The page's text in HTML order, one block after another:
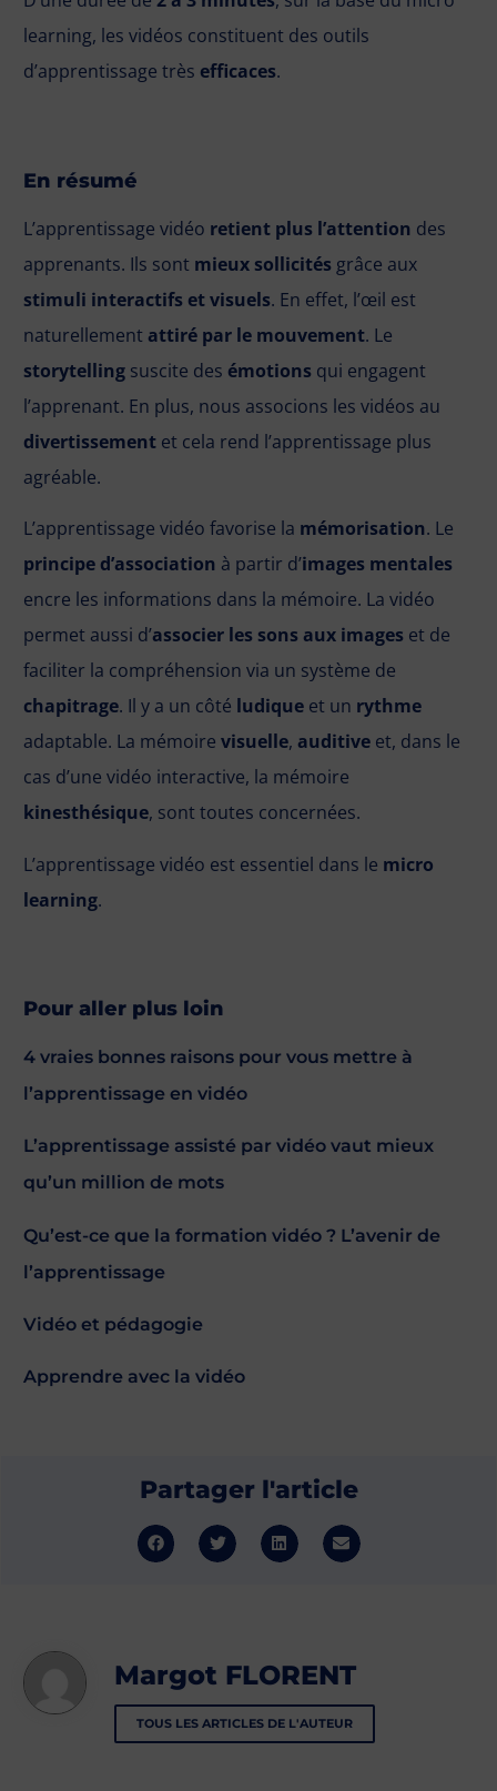
learning, les vidéos constituent des outils
d’apprentissage très efficaces.
En résumé
L’apprentissage vidéo retient plus l’attention des
apprenants. Ils sont mieux sollicités grâce aux
stimuli interactifs et visuels. En effet, l’œil est
naturellement attiré par le mouvement. Le
storytelling suscite des émotions qui engagent
l’apprenant. En plus, nous associons les vidéos au
divertissement et cela rend l’apprentissage plus
agréable.
L’apprentissage vidéo favorise la mémorisation. Le
principe d’association à partir d’images mentales
encre les informations dans la mémoire. La vidéo
permet aussi d’associer les sons aux images et de
faciliter la compréhension via un système de
chapitrage. Il y a un côté ludique et un rythme
adaptable. La mémoire visuelle, auditive et, dans le
cas d’une vidéo interactive, la mémoire
kinesthésique, sont toutes concernées.
L’apprentissage vidéo est essentiel dans le micro
learning.
Pour aller plus loin
4 vraies bonnes raisons pour vous mettre à
l’apprentissage en vidéo
L’apprentissage assisté par vidéo vaut mieux
qu’un million de mots
Qu’est-ce que la formation vidéo ? L’avenir de
l’apprentissage
Vidéo et pédagogie
Apprendre avec la vidéo
Partager l'article
Margot FLORENT
TOUS LES ARTICLES DE L'AUTEUR